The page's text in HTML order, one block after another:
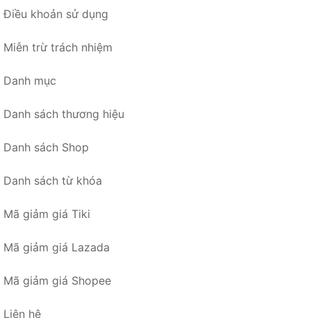
Điều khoản sử dụng
Miễn trừ trách nhiệm
Danh mục
Danh sách thương hiệu
Danh sách Shop
Danh sách từ khóa
Mã giảm giá Tiki
Mã giảm giá Lazada
Mã giảm giá Shopee
Liên hệ